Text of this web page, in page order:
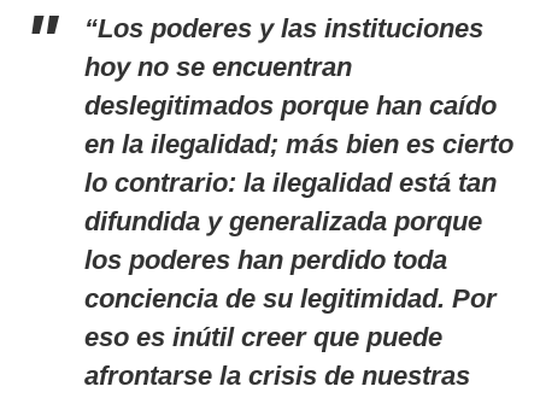
“Los poderes y las instituciones
hoy no se encuentran
deslegitimados porque han caído
en la ilegalidad; más bien es cierto
lo contrario: la ilegalidad está tan
difundida y generalizada porque
los poderes han perdido toda
conciencia de su legitimidad. Por
eso es inútil creer que puede
afrontarse la crisis de nuestras